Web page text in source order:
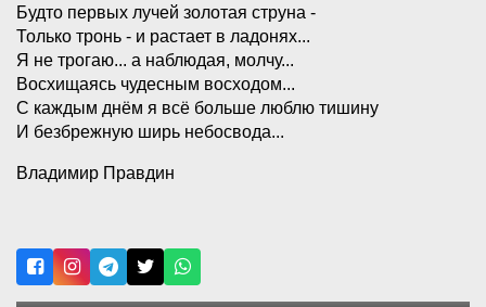
Будто первых лучей золотая струна -
Только тронь - и растает в ладонях...
Я не трогаю... а наблюдая, молчу...
Восхищаясь чудесным восходом...
С каждым днём я всё больше люблю тишину
И безбрежную ширь небосвода...
Владимир Правдин